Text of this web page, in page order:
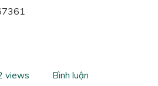
views Bình luận